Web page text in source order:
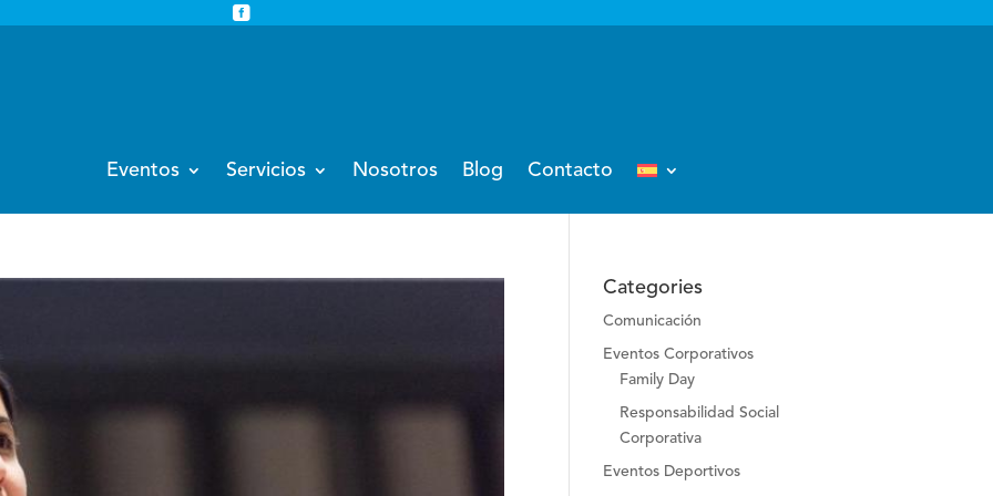

Eventos Servicios Nosotros Blog Contacto
Categories
Comunicación
Eventos Corporativos
Family Day
Responsabilidad Social
Corporativa
Eventos Deportivos